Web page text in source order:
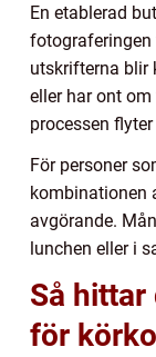
En etablerad
fotograferingen
utskrifterna blir
eller har ont
processen
För personer
kombinationen
avgörande.
lunchen eller i
Så
för